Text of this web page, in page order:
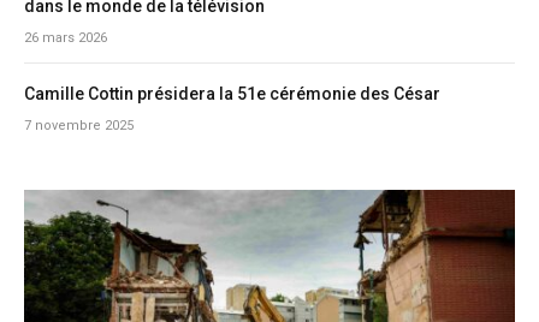
dans le monde de la télévision
26 mars 2026
Camille Cottin présidera la 51e cérémonie des César
7 novembre 2025